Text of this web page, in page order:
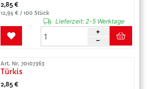
2,85 €
12,95 € / 100 Stück
Lieferzeit:2-5 Werktage
Art. Nr. 70107363
Türkis
2,85 €